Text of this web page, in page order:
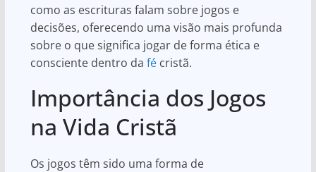
como as escrituras falam sobre jogos e
decisões, oferecendo uma visão mais profunda
sobre o que significa jogar de forma ética e
consciente dentro da fécristã.
Importância dos Jogos
na Vida Cristã
Os jogos têm sido uma forma de